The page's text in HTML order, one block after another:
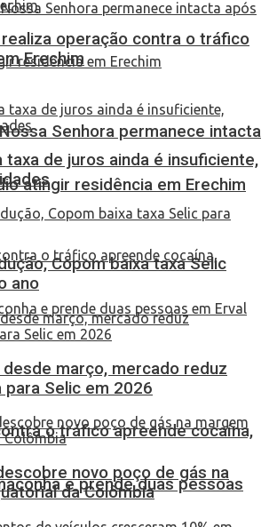
Senhora permanece intacta
atingir residência em Erechim
o tráfico apreende cocaína,
e prende duas pessoas
realiza operação contra o tráfico
Erechim
taxa de juros ainda é insuficiente,
Copom baixa taxa Selic
ano
desde março, mercado reduz
para Selic em 2026
novo poço de gás na
da Colômbia